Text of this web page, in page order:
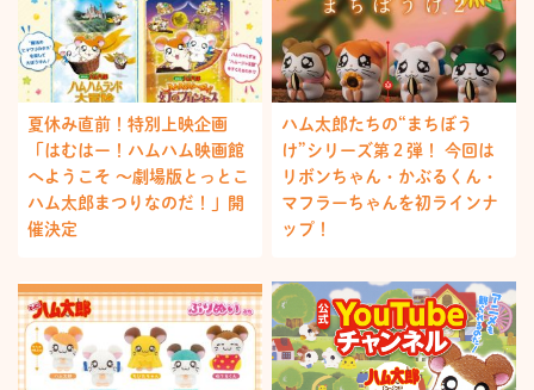
夏休み直前！特別上映企画
「はむはー！ハムハム映画館
へようこそ ～劇場版とっとこ
ハム太郎まつりなのだ！」開
催決定
ハム太郎たちの“まちぼう
け”シリーズ第２弾！ 今回は
リボンちゃん・かぶるくん・
マフラーちゃんを初ラインナ
ップ！